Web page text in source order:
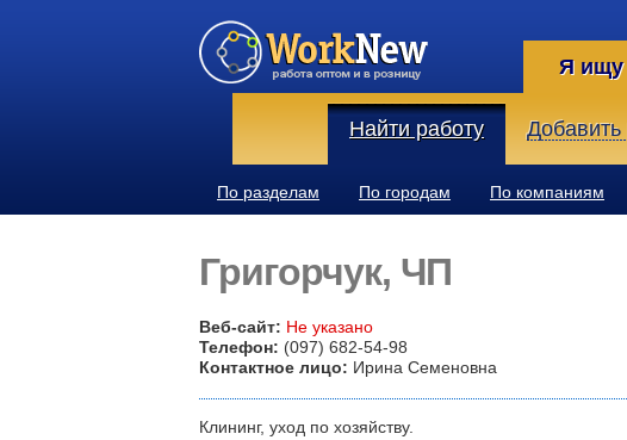
Я ищу
Найти работу
По разделам По городам По компаниям
Григорчук, ЧП
Веб-сайт: Не указано
Телефон: (097) 682-54-98
Контактное лицо: Ирина Семеновна
Клининг, уход по хозяйству.